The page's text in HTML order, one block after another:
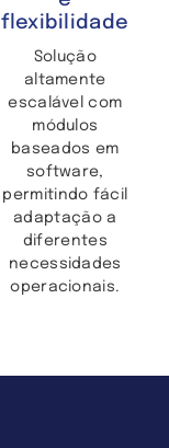
flexibilidade
Solução
altamente
escalável com
módulos
baseados em
software,
permitindo fácil
adaptação a
diferentes
necessidades
operacionais.